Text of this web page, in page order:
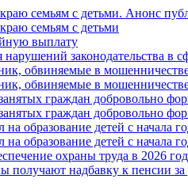
семьям с детьми. Анонс
семьям с детьми
выплату
законодательства в
обвиняемые в
обвиняемые в
граждан добровольно
граждан добровольно
образование детей с начала
образование детей с начала
охраны труда в 2026
получают надбавку к пенсии за